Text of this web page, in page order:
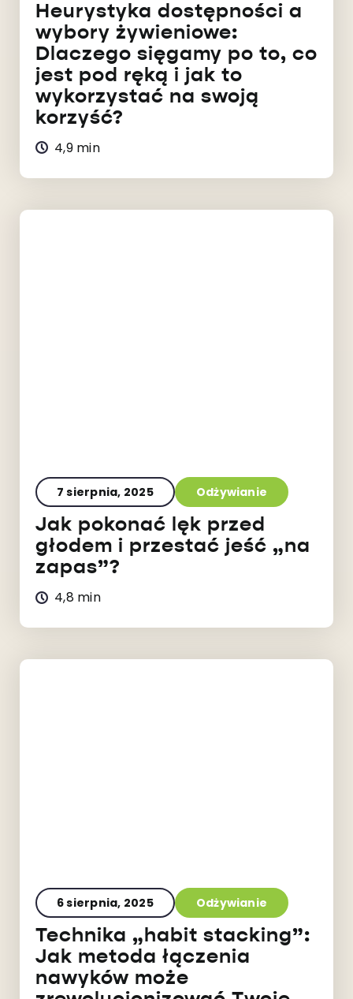
Heurystyka dostępności a
wybory żywieniowe:
Dlaczego sięgamy po to, co
jest pod ręką i jak to
wykorzystać na swoją
korzyść?
4,9 min
7 sierpnia, 2025 Odżywianie
Jak pokonać lęk przed
głodem i przestać jeść „na
zapas”?
4,8 min
6 sierpnia, 2025 Odżywianie
Technika „habit stacking”:
Jak metoda łączenia
nawyków może